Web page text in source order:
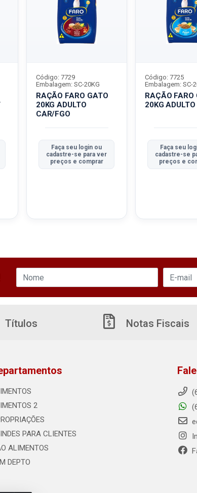
RAÇÃO FARO GATO
20KG ADULTO
CAR/FGO
Código: 7729
Embalagem: SC-20KG
Faça seu login ou
cadastre-se para ver
preços e comprar
RAÇÃO FARO
20KG ADULTO
Código: 7725
Embalagem: SC-
Faça seu
cadastre-se
preços e
Títulos Notas Fiscais
2
PARA CLIENTES
ALIMENTOS
DEPTO